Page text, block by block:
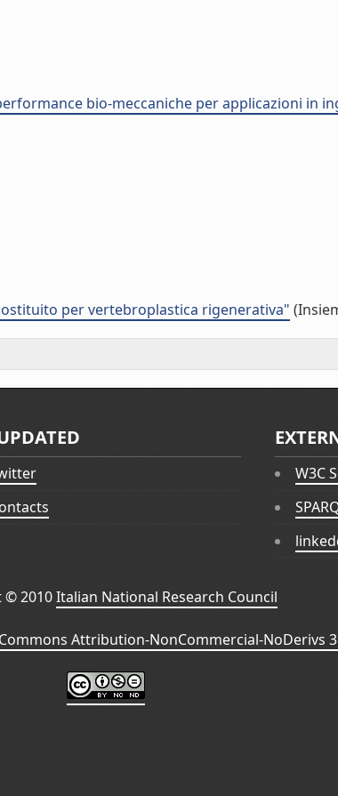
bio-meccaniche per applicazioni in
per vertebroplastica rigenerativa"
W3C
© 2010Italian National Research Council
Attribution-NonCommercial-NoDerivs